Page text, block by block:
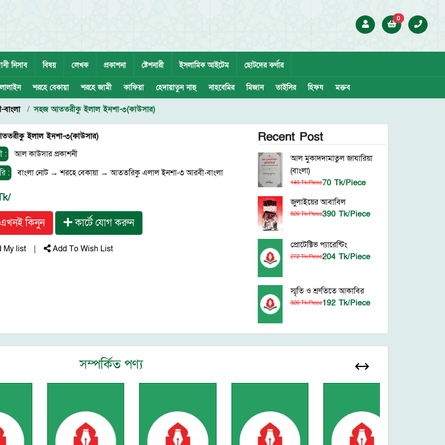
0
নিসাব বিষয় লেখক প্রকাশনা ষ্টেশনারী ইসলামিক আইটেম ছোটদের কর্ণার
শরহে বেকায়া শরহে জামী কাফিয়া হেদায়াতুন নাহু নাহবেমির মিজান তাইসির হিফয মক্তব
সহজ আততরীকু ইলাল ইনশা-৩(কাউসার)
ইলাল ইনশা-৩(কাউসার)
:
আল কাউসার প্রকাশনী
:
বাংলা নোট→শরহে বেকায়া→আততরিকু এলাল ইনশা-৩ আরবী-বাংলা
কিনুন
কার্টে যোগ করুন
list | Add To Wish List
Recent Post
আল মুকাদদামাতুল জাযারিয়া
(বাংলা)
140 Tk/Piece70 Tk/Piece
জুলাইয়ের আবাবিল
520 Tk/Piece390 Tk/Piece
প্রোটেক্টিভ প্যারেন্টিং
272 Tk/Piece204 Tk/Piece
স্মৃতি ও শ্রুতিতে আকাবির
320 Tk/Piece192 Tk/Piece
সম্পর্কিত পণ্য